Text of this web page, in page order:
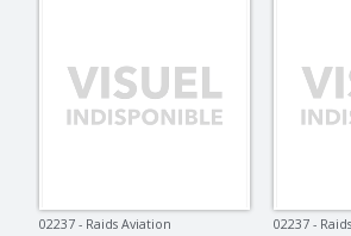
02237 - Raids Aviation 02237 -